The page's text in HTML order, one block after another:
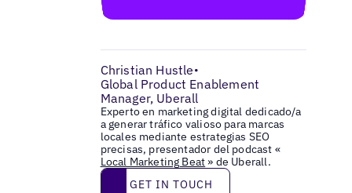
Christian Hustle•
Global Product Enablement
Manager, Uberall
Experto en marketing digital dedicado/a
a generar tráfico valioso para marcas
locales mediante estrategias SEO
precisas, presentador del podcast «
Local Marketing Beat» de Uberall.
Get in touch
GET IN TOUCH